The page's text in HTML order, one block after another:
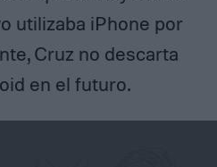
utilizaba iPhone por
Cruz no descarta
en el futuro.